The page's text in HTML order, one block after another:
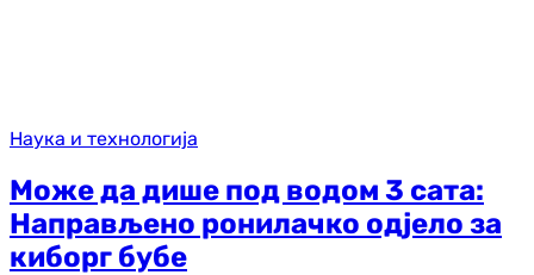
Наука и технологија
Може да дише под водом 3 сата:
Направљено ронилачко одјело за
киборг бубе